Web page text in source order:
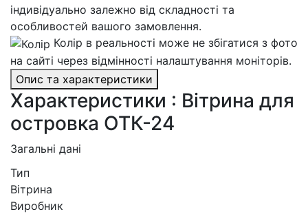
індивідуально залежно від складності та
особливостей вашого замовлення.
Колір в реальності може не збігатися з фото
на сайті через відмінності налаштування моніторів.
Опис та характеристики
Характеристики : Вітрина для
островка ОТК-24
Загальні дані
Тип
Вітрина
Виробник